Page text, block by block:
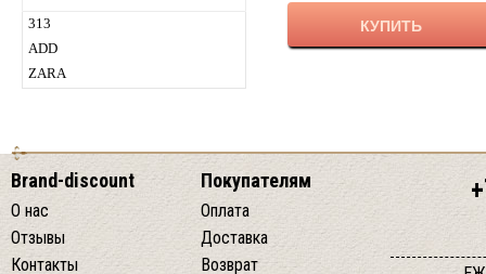
313
ADD
ZARA
КУПИТЬ
Brand-discount
О нас
Отзывы
Контакты
Покупателям
Оплата
Доставка
Возврат